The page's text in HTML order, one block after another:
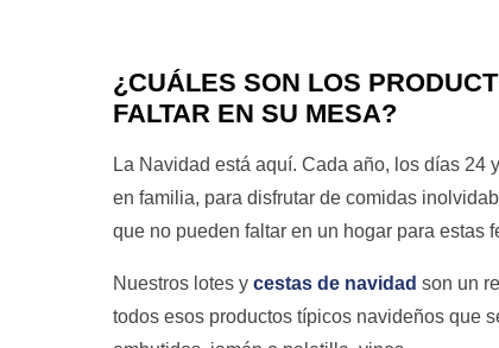
¿CUÁLES SON LOS
FALTAR EN SU MESA?
La Navidad está aquí. Cada año, los días 24
en familia, para disfrutar de comidas
que no pueden faltar en un hogar para estas
Nuestros lotes y cestas de navidad son un
todos esos productos típicos navideños que